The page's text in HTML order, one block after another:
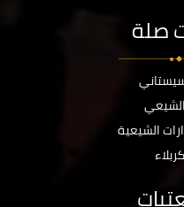
صلة
الشيعية